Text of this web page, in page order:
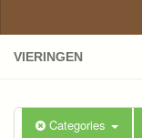
VIERINGEN
Categories